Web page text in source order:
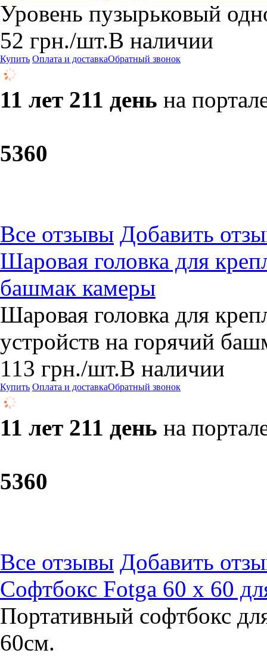
Уровень пузырьковый
52 грн./шт.В наличии
Купить Оплата и доставкаОбратный звонок
11 лет 211 день на
5360
Все отзывы Добавить
Шаровая головка для
башмак камеры
Шаровая головка для
устройств на горячий
113 грн./шт.В наличии
Купить Оплата и доставкаОбратный звонок
11 лет 211 день на
5360
Все отзывы Добавить
Софтбокс Fotga 60 х 60
Портативный софтбокс
60см.